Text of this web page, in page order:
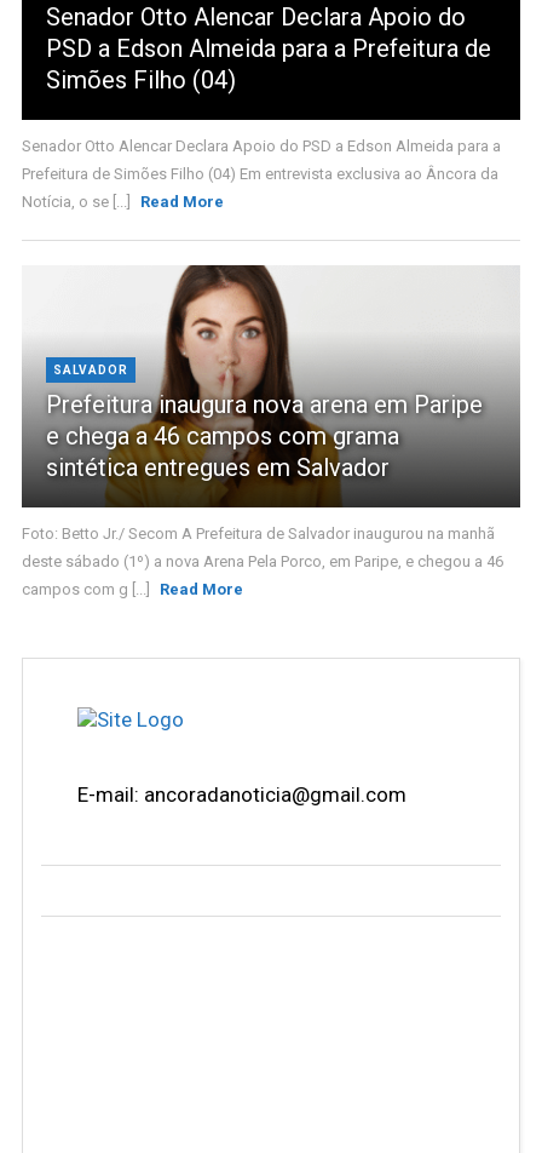
Senador Otto Alencar Declara Apoio do
PSD a Edson Almeida para a Prefeitura de
Simões Filho (04)
Senador Otto Alencar Declara Apoio do PSD a Edson Almeida para a
Prefeitura de Simões Filho (04) Em entrevista exclusiva ao Âncora da
Notícia, o se [...]
Read More
SALVADOR
Prefeitura inaugura nova arena em Paripe
e chega a 46 campos com grama
sintética entregues em Salvador
Foto: Betto Jr./ Secom A Prefeitura de Salvador inaugurou na manhã
deste sábado (1º) a nova Arena Pela Porco, em Paripe, e chegou a 46
campos com g [...]
Read More
E-mail: ancoradanoticia@gmail.com